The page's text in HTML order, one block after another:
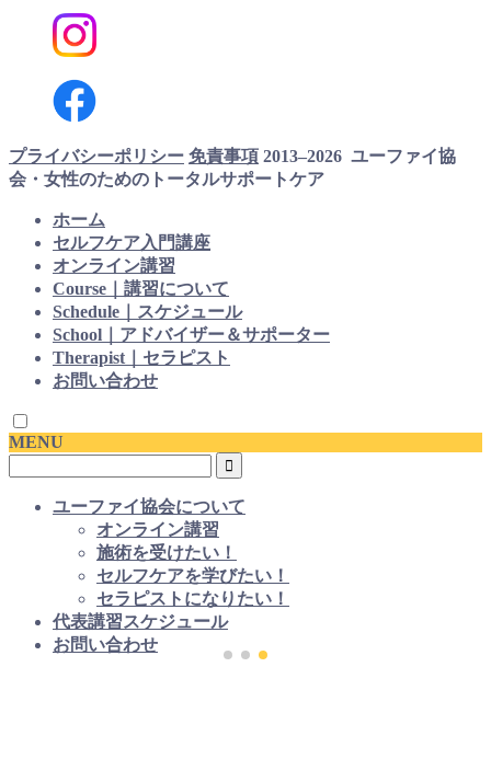
プライバシーポリシー 免責事項 2013–2026 ユーファイ協
会・女性のためのトータルサポートケア
ホーム
セルフケア入門講座
オンライン講習
Course｜講習について
Schedule｜スケジュール
School｜アドバイザー＆サポーター
Therapist｜セラピスト
お問い合わせ
MENU
ユーファイ協会について
オンライン講習
施術を受けたい！
セルフケアを学びたい！
セラピストになりたい！
代表講習スケジュール
お問い合わせ